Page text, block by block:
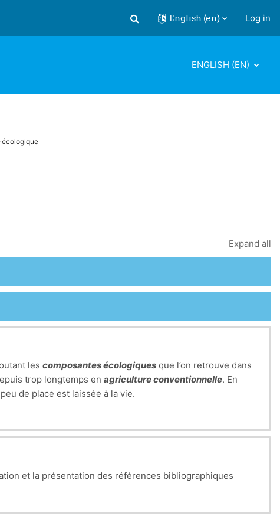
Toggle search input
English ‎(en)‎ Log in
ENGLISH ‎(EN)‎
Expand all
les composantes écologiques que l’on retrouve dans
trop longtemps en agriculture conventionnelle. En
de place est laissée à la vie.
et la présentation des références bibliographiques